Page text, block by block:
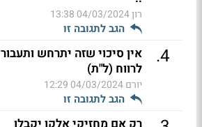
רון04/03/2024 13:38
הגב לתגובה זו
4
.
אין סיכוי שזה יתרחש ותעבור
לרווח (ל"ת)
יורם04/03/2024 12:29
הגב לתגובה זו